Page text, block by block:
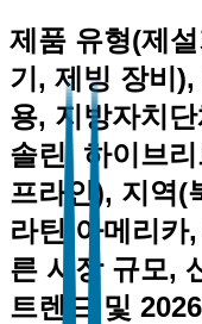
제품 유형(제
기, 제빙 장비
용, 지방자치
솔린, 하이브
프라인), 지역(
라틴 아메리카
른 시장 규모,
트렌드 및